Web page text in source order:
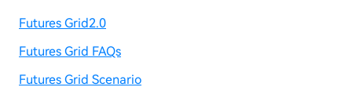
Futures Grid2.0
Futures Grid FAQs
Futures Grid Scenario